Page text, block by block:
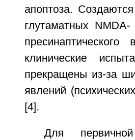
апоптоза.
глутаматных
клинические
прекращены из-за
явлений
[4].
Для